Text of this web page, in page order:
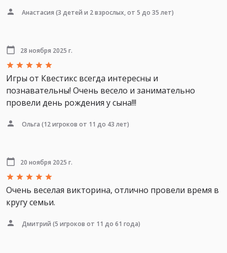
Анастасия (3 детей и 2 взрослых, от 5 до 35 лет)
28 ноября 2025 г.
Игры от Квестикс всегда интересны и
познавательны! Очень весело и занимательно
провели день рождения у сына!!!
Ольга (12 игроков от 11 до 43 лет)
20 ноября 2025 г.
Очень веселая викторина, отлично провели время в
кругу семьи.
Дмитрий (5 игроков от 11 до 61 года)